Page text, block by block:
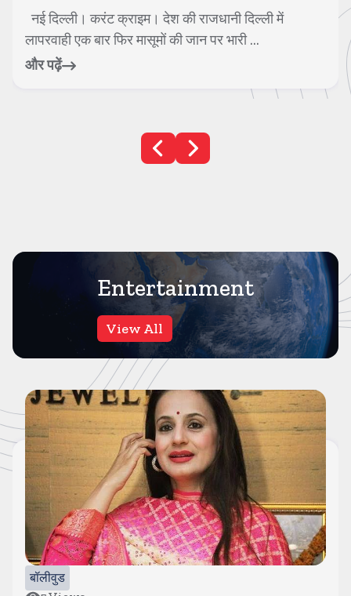
नई दिल्ली। करंट क्राइम। देश की राजधानी दिल्ली में
लापरवाही एक बार फिर मासूमों की जान पर भारी ...
और पढ़ें
Entertainment
View All
बॉलीवुड